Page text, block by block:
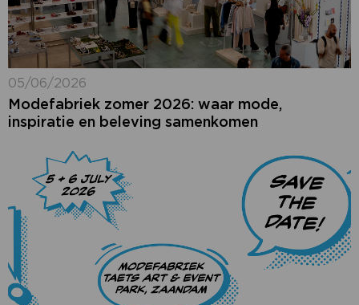
05/06/2026
Modefabriek zomer 2026: waar mode,
inspiratie en beleving samenkomen